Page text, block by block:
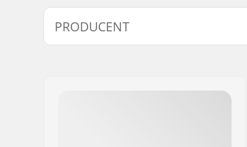
Rodzaj nart:
Kompatybilne buty:
PRODUCENT